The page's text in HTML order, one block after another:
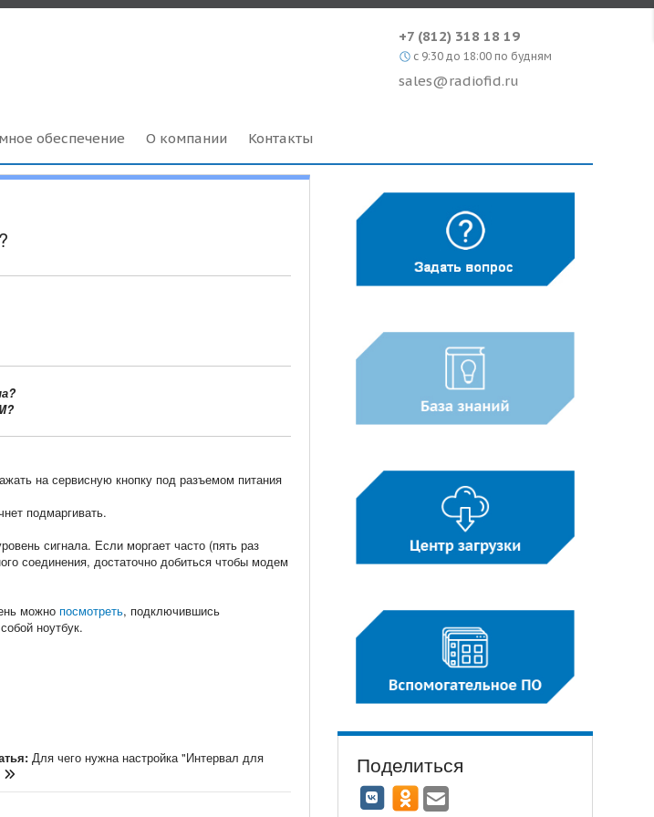
+7 (812) 318 18 19
c 9:30 до 18:00 по будням
sales@radiofid.ru
обеспечение О компании Контакты
на сервисную кнопку под разъемом питания
подмаргивать.
сигнала. Если моргает часто (пять раз
соединения, достаточно добиться чтобы модем
можно посмотреть, подключившись
ноутбук.
Для чего нужна настройка "Интервал для
Поделиться